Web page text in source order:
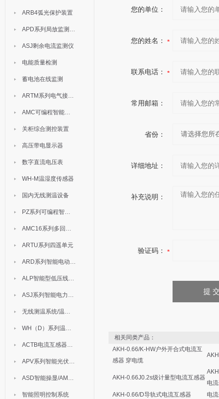
ARB4弧光保护装置
APD系列局放监测装置
ASJ剩余电流监测仪
电能质量检测
蓄电池在线监测
ARTM系列电气接点测温装置
AMC可编程智能电测表
关柜综合测控装置
高压带电显示器
数字直流电压表
WH-M温湿度传感器
国内无线测温设备
PZ系列可编程智能表
AMC16系列多回路监控装置
ARTU系列四遥单元
ARD系列智能电动机保护器
ALP智能型低压线路保护装置
ASJ系列智能电力继电器
无线测温系统/温度巡检
WH（D）系列温湿度控制器
ACTB电流互感器过电压保护器
APV系列智能光伏汇流箱
ASD智能操显/AM中压保护
智能照明控制系统
您的单位：
您的姓名：
联系电话：
常用邮箱：
省份：
详细地址：
补充说明：
验证码：
相关同类产品：
AKH-0.66/K-HW户外开合式电流互
感器 穿电缆
AKH-0.66J0.2s级计量型电流互感器
电
AKH-0.66/D导轨式电流互感器
电